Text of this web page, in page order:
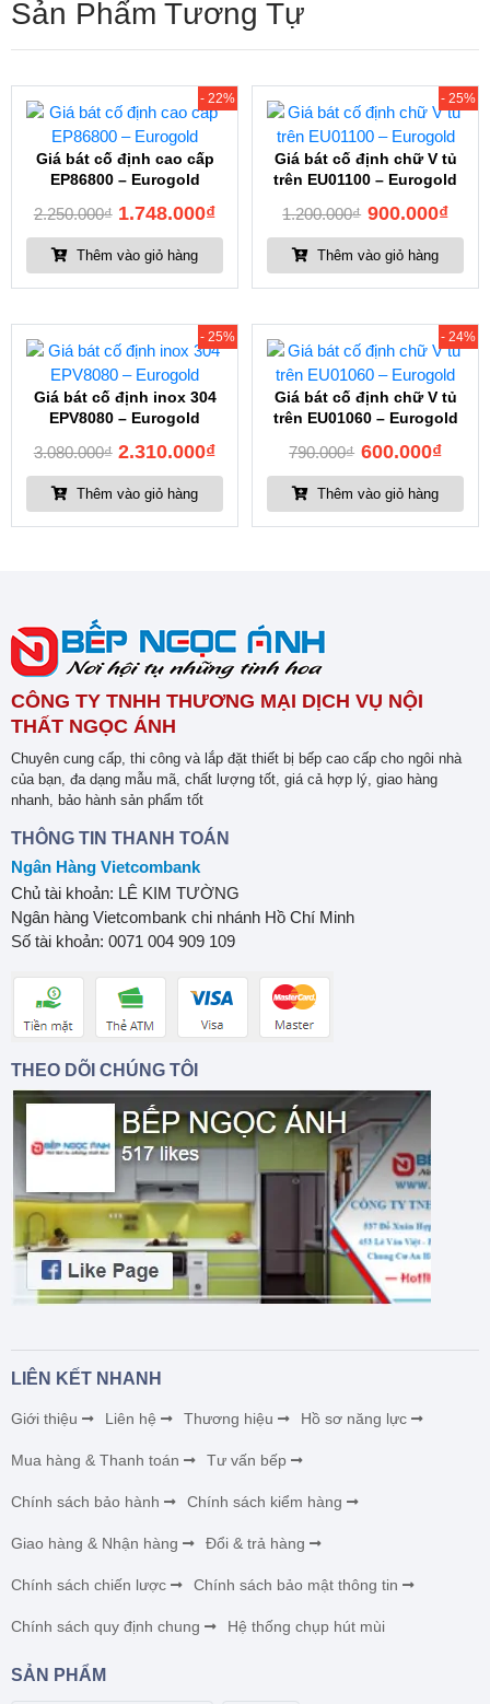
Sản Phẩm Tương Tự
- 22%
Giá bát cố định cao cấp
EP86800 – Eurogold
2.250.000₫ 1.748.000₫
Thêm vào giỏ hàng
- 25%
Giá bát cố định chữ V tủ
trên EU01100 – Eurogold
1.200.000₫ 900.000₫
Thêm vào giỏ hàng
- 25%
Giá bát cố định inox 304
EPV8080 – Eurogold
3.080.000₫ 2.310.000₫
Thêm vào giỏ hàng
- 24%
Giá bát cố định chữ V tủ
trên EU01060 – Eurogold
790.000₫ 600.000₫
Thêm vào giỏ hàng
CÔNG TY TNHH THƯƠNG MẠI DỊCH VỤ NỘI
THẤT NGỌC ÁNH
Chuyên cung cấp, thi công và lắp đặt thiết bị bếp cao cấp cho ngôi nhà
của bạn, đa dạng mẫu mã, chất lượng tốt, giá cả hợp lý, giao hàng
nhanh, bảo hành sản phẩm tốt
THÔNG TIN THANH TOÁN
Ngân Hàng Vietcombank
Chủ tài khoản: LÊ KIM TƯỜNG
Ngân hàng Vietcombank chi nhánh Hồ Chí Minh
Số tài khoản: 0071 004 909 109
THEO DÕI CHÚNG TÔI
LIÊN KẾT NHANH
Giới thiệu Liên hệ Thương hiệu Hồ sơ năng lực
Mua hàng & Thanh toán Tư vấn bếp
Chính sách bảo hành Chính sách kiểm hàng
Giao hàng & Nhận hàng Đổi & trả hàng
Chính sách chiến lược Chính sách bảo mật thông tin
Chính sách quy định chung Hệ thống chụp hút mùi
SẢN PHẨM